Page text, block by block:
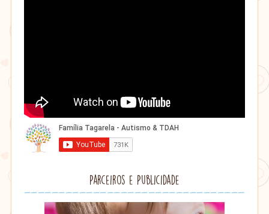
Parceiros e Publicidade
Lithu